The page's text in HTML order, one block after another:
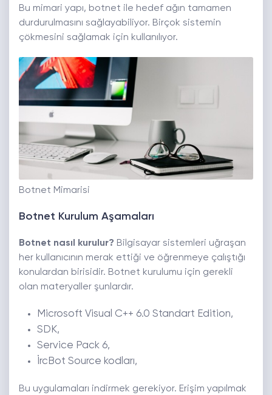
Bu mimari yapı, botnet ile hedef ağın tamamen
durdurulmasını sağlayabiliyor. Birçok sistemin
çökmesini sağlamak için kullanılıyor.
Botnet Mimarisi
Botnet Kurulum Aşamaları
Botnet nasıl kurulur? Bilgisayar sistemleri uğraşan
her kullanıcının merak ettiği ve öğrenmeye çalıştığı
konulardan birisidir. Botnet kurulumu için gerekli
olan materyaller şunlardır.
Microsoft Visual C++ 6.0 Standart Edition,
SDK,
Service Pack 6,
İrcBot Source kodları,
Bu uygulamaları indirmek gerekiyor. Erişim yapılmak